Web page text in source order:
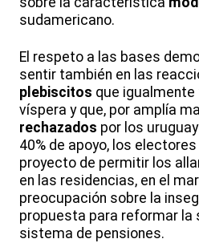
sudamericano.
El respeto a las bases
sentir también en las
plebiscitos que
víspera y que, por amplía
rechazados por los
40% de apoyo, los
proyecto de permitir los
en las residencias, en el
preocupación sobre la
propuesta para reformar la
sistema de pensiones.